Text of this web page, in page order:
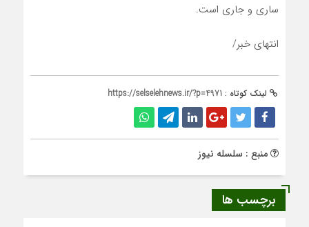
ساری و جاری است.
انتهای خبر/
لینک کوتاه : https://selselehnews.ir/?p=4971
منبع : سلسله نیوز
برچسب ها